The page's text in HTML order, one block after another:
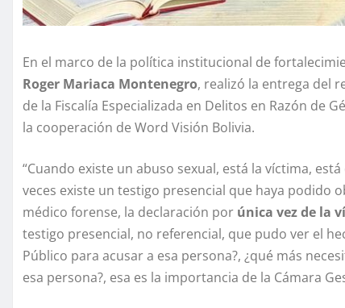
En el marco de la política institucional de
Roger Mariaca Montenegro, realizó la entrega del
de la Fiscalía Especializada en Delitos en Razón de
la cooperación de Word Visión Bolivia.
“Cuando existe un abuso sexual, está la víctima,
veces existe un testigo presencial que haya podido
médico forense, la declaración por única vez de la
testigo presencial, no referencial, que pudo ver el
Público para acusar a esa persona?, ¿qué más
esa persona?, esa es la importancia de la Cámara